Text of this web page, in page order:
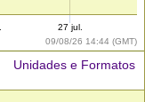
09/08/26 14:44 (GMT)
27 jul.
Unidades e Formatos